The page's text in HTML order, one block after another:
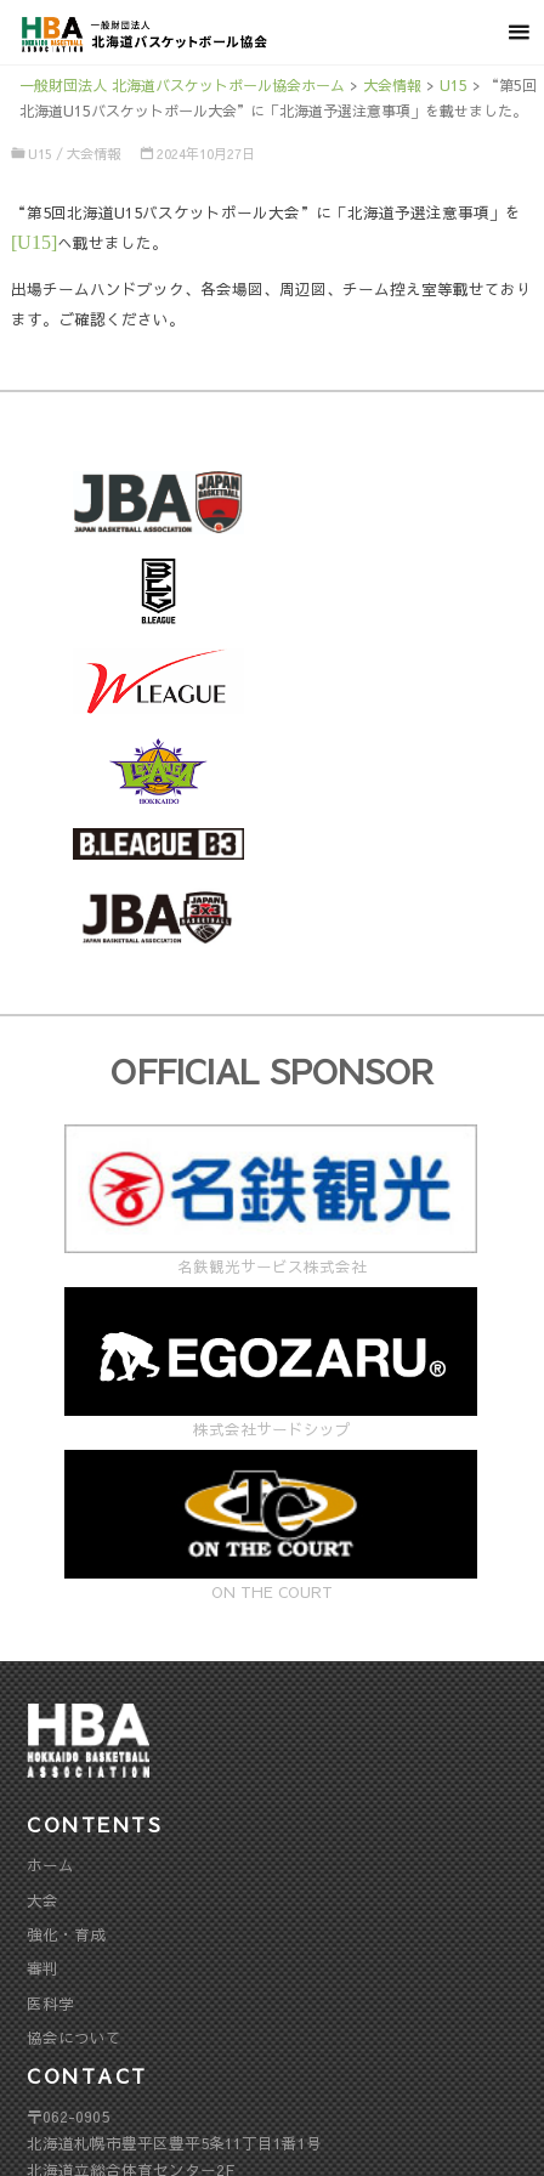
一般財団法人 北海道バスケットボール協会ホーム > 大会情報 > U15 >
“第5回
北海道U15バスケットボール大会”に「北海道予選注意事項」を載せました。
U15 / 大会情報 2024年10月27日
“第5回北海道U15バスケットボール大会”に「北海道予選注意事項」を
[U15]へ載せました。
出場チームハンドブック、各会場図、周辺図、チーム控え室等載せており
ます。ご確認ください。
OFFICIAL SPONSOR
名鉄観光サービス株式会社
株式会社サードシップ
ON THE COURT
CONTENTS
ホーム
大会
強化・育成
審判
医科学
協会について
CONTACT
〒062-0905
北海道札幌市豊平区豊平5条11丁目1番1号
北海道立総合体育センター2F